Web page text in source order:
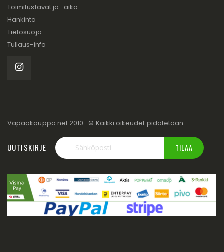
Toimitustavat ja -aika
Hankinta
Tietosuoja
Tullaus-info
Vapaakauppa.net 2010- © Kaikki oikeudet pidätetään.
UUTISKIRJE TILAA